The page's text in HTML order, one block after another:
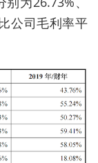
公司毛利率平